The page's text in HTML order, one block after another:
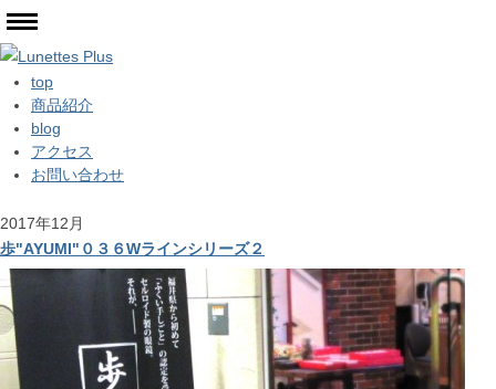
top
商品紹介
blog
アクセス
お問い合わせ
2017年12月
歩"AYUMI"０３６Wラインシリーズ２